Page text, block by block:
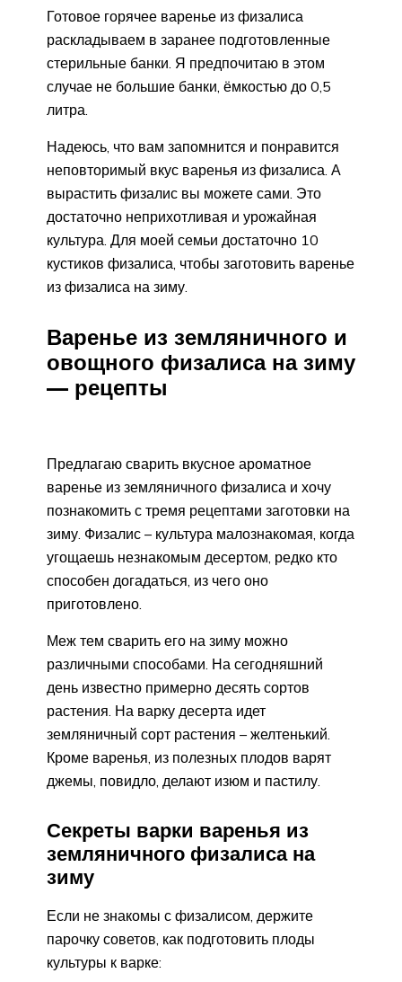
Готовое горячее варенье из физалиса
раскладываем в заранее подготовленные
стерильные банки. Я предпочитаю в этом
случае не большие банки, ёмкостью до 0,5
литра.
Надеюсь, что вам запомнится и понравится
неповторимый вкус варенья из физалиса. А
вырастить физалис вы можете сами. Это
достаточно неприхотливая и урожайная
культура. Для моей семьи достаточно 10
кустиков физалиса, чтобы заготовить варенье
из физалиса на зиму.
Варенье из земляничного и
овощного физалиса на зиму
— рецепты
Предлагаю сварить вкусное ароматное
варенье из земляничного физалиса и хочу
познакомить с тремя рецептами заготовки на
зиму. Физалис – культура малознакомая, когда
угощаешь незнакомым десертом, редко кто
способен догадаться, из чего оно
приготовлено.
Меж тем сварить его на зиму можно
различными способами. На сегодняшний
день известно примерно десять сортов
растения. На варку десерта идет
земляничный сорт растения – желтенький.
Кроме варенья, из полезных плодов варят
джемы, повидло, делают изюм и пастилу.
Секреты варки варенья из
земляничного физалиса на
зиму
Если не знакомы с физалисом, держите
парочку советов, как подготовить плоды
культуры к варке: